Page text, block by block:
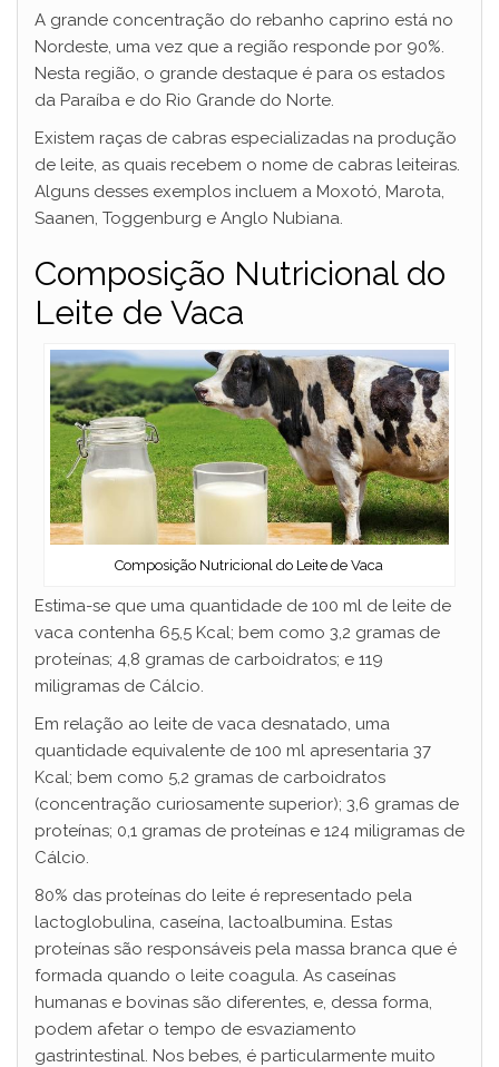
A grande concentração do rebanho caprino está no
Nordeste, uma vez que a região responde por 90%.
Nesta região, o grande destaque é para os estados
da Paraíba e do Rio Grande do Norte.
Existem raças de cabras especializadas na produção
de leite, as quais recebem o nome de cabras leiteiras.
Alguns desses exemplos incluem a Moxotó, Marota,
Saanen, Toggenburg e Anglo Nubiana.
Composição Nutricional do
Leite de Vaca
Composição Nutricional do Leite de Vaca
Estima-se que uma quantidade de 100 ml de leite de
vaca contenha 65,5 Kcal; bem como 3,2 gramas de
proteínas; 4,8 gramas de carboidratos; e 119
miligramas de Cálcio.
Em relação ao leite de vaca desnatado, uma
quantidade equivalente de 100 ml apresentaria 37
Kcal; bem como 5,2 gramas de carboidratos
(concentração curiosamente superior); 3,6 gramas de
proteínas; 0,1 gramas de proteínas e 124 miligramas de
Cálcio.
80% das proteínas do leite é representado pela
lactoglobulina, caseína, lactoalbumina. Estas
proteínas são responsáveis pela massa branca que é
formada quando o leite coagula. As caseínas
humanas e bovinas são diferentes, e, dessa forma,
podem afetar o tempo de esvaziamento
gastrintestinal. Nos bebes, é particularmente muito